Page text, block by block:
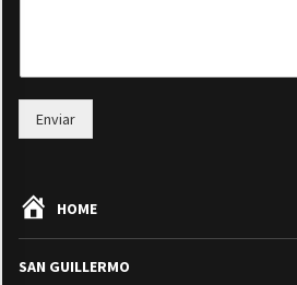
Enviar
HOME
SAN GUILLERMO